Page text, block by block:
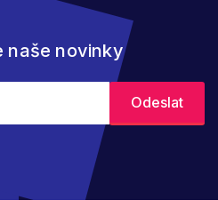
naše novinky